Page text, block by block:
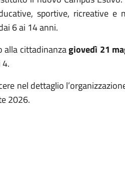
sportive, ricreative e
6 ai 14 anni.
alla cittadinanzagiovedì 21
nel dettaglio
2026.